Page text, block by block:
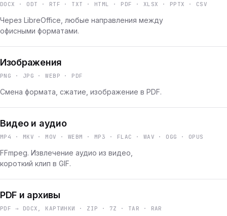
DOCX · ODT · RTF · TXT · HTML · PDF · XLSX · PPTX · CSV
Через LibreOffice, любые направления между
офисными форматами.
Изображения
PNG · JPG · WEBP · PDF
Смена формата, сжатие, изображение в PDF.
Видео и аудио
MP4 · MKV · MOV · WEBM · MP3 · FLAC · WAV · OGG · OPUS
FFmpeg. Извлечение аудио из видео,
короткий клип в GIF.
PDF и архивы
PDF → DOCX, КАРТИНКИ · ZIP · 7Z · TAR · RAR